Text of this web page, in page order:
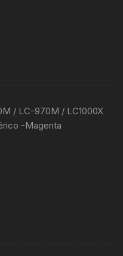
/ LC-970M / LC1000X
-Magenta